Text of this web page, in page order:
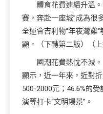
體育花費連續升溫
賽，奔赴一座城”成為很
全運會吉利物“年夜灣雞
顯。（下轉第二版）（上
國潮花費熱忱不減
顯示，近一年來，近對
500-2000元；46.6%的
演等打卡“文明場景”。